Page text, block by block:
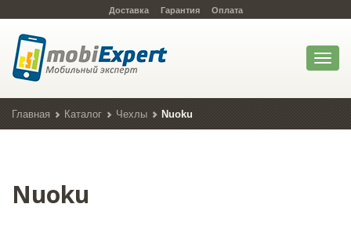
Доставка Гарантия Оплата
Toggle
Главная Каталог Чехлы Nuoku
Nuoku